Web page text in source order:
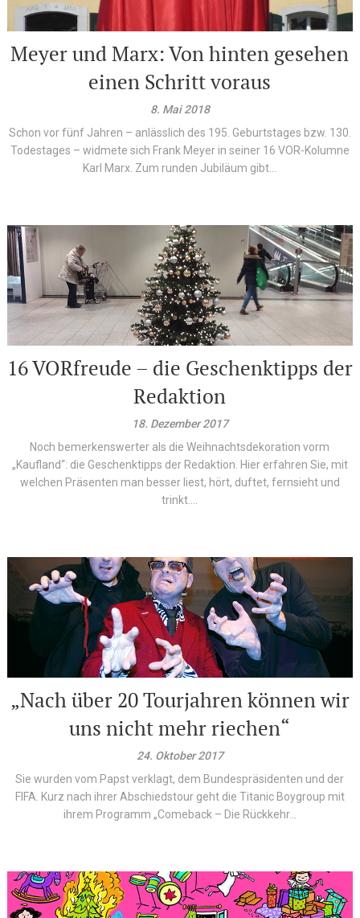
Meyer und Marx: Von hinten gesehen
einen Schritt voraus
8. Mai 2018
Schon vor fünf Jahren – anlässlich des 195. Geburtstages bzw. 130.
Todestages – widmete sich Frank Meyer in seiner 16 VOR-Kolumne
Karl Marx. Zum runden Jubiläum gibt...
16 VORfreude – die Geschenktipps der
Redaktion
18. Dezember 2017
Noch bemerkenswerter als die Weihnachtsdekoration vorm
„Kaufland“: die Geschenktipps der Redaktion. Hier erfahren Sie, mit
welchen Präsenten man besser liest, hört, duftet, fernsieht und
trinkt....
„Nach über 20 Tourjahren können wir
uns nicht mehr riechen“
24. Oktober 2017
Sie wurden vom Papst verklagt, dem Bundespräsidenten und der
FIFA. Kurz nach ihrer Abschiedstour geht die Titanic Boygroup mit
ihrem Programm „Comeback – Die Rückkehr...